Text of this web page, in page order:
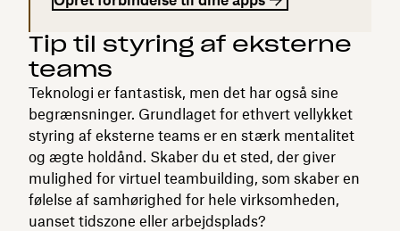
Tip til styring af eksterne
teams
Teknologi er fantastisk, men det har også sine
begrænsninger. Grundlaget for ethvert vellykket
styring af eksterne teams er en stærk mentalitet
og ægte holdånd. Skaber du et sted, der giver
mulighed for virtuel teambuilding, som skaber en
følelse af samhørighed for hele virksomheden,
uanset tidszone eller arbejdsplads?